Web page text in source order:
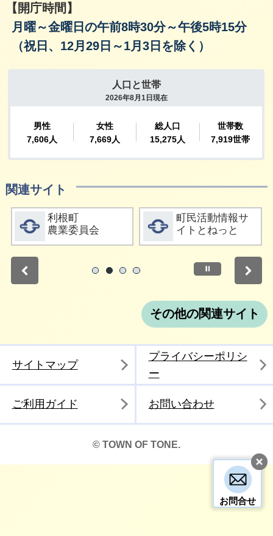
お問合せ
【開庁時間】
月曜～金曜日の午前8時30分～午後5時15分
（祝日、12月29日～1月3日を除く）
関連サイト
詳細をみる
利根町
農業委員会
詳細をみる
町民活動情報サ
イトとねっと
停止
その他の関連サイト
サイトマップ
プライバシーポリシ
ー
ご利用ガイド お問い合わせ
© TOWN OF TONE.